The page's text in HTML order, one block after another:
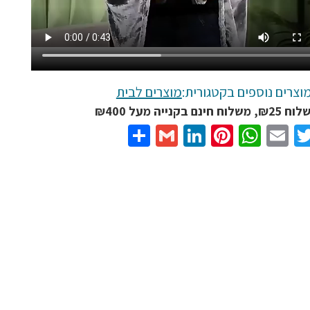
נוספים בקטגורית:מוצרים לבית
מעל ₪400
Twitter
Email
WhatsApp
Pinterest
LinkedIn
Gmail